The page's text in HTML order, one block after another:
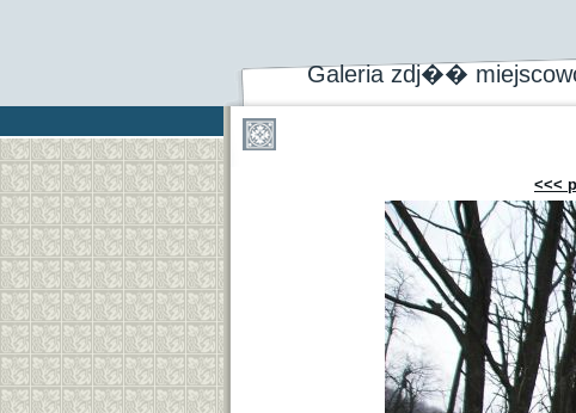
Galeria zdj��
<<<